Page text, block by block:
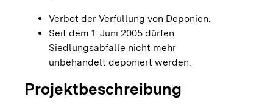
Verbot der Verfüllung von Deponien.
Seit dem 1. Juni 2005 dürfen
Siedlungsabfälle nicht mehr
unbehandelt deponiert werden.
Projektbeschreibung